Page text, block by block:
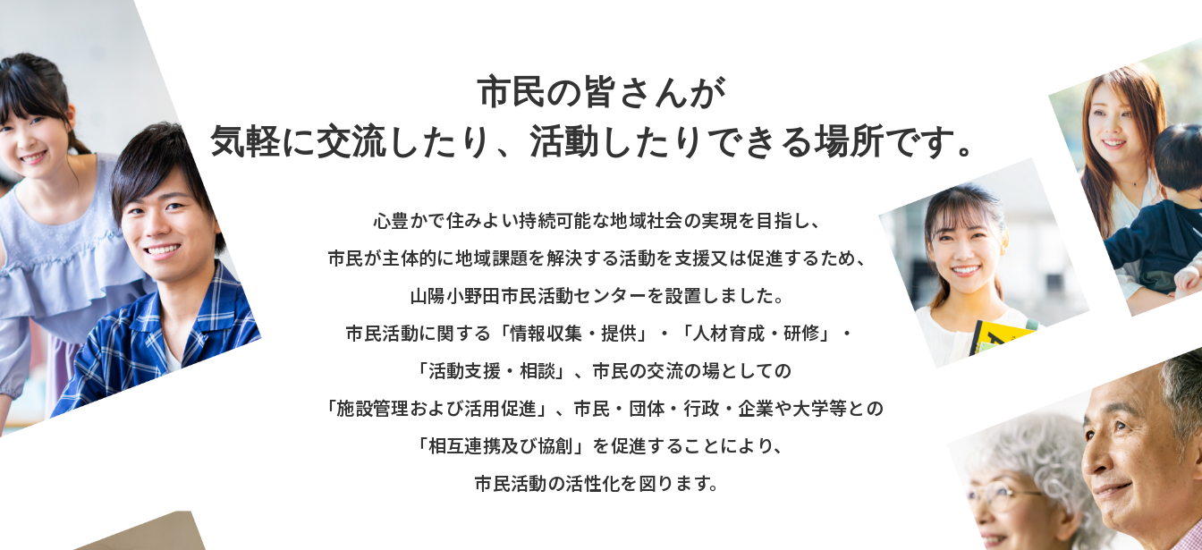
市民の皆さんが
気軽に交流したり、 活動したりできる場所です。
心豊かで住みよい持続可能な地域社会の実現を目指し、
市民が主体的に地域課題を解決する活動を支援又は促進するため、
山陽小野田市民活動センターを設置しました。
市民活動に関する「情報収集・提供」・「人材育成・研修」・
「活動支援・相談」、市民の交流の場としての
「施設管理および活用促進」、市民・団体・行政・企業や大学等との
「相互連携及び協創」を促進することにより、
市民活動の活性化を図ります。